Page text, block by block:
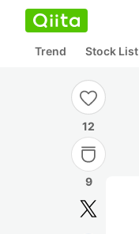
Trend Stock List
12
9